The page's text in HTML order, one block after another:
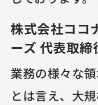
株式会社ココ
ーズ 代表取締
業務の様々な
とは言え、大